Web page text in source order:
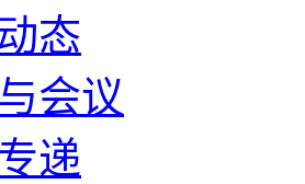
态
会议
递